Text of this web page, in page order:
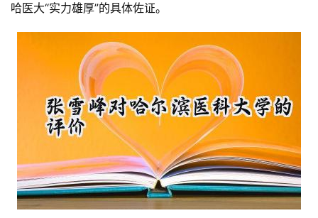
哈医大“实力雄厚”的具体佐证。